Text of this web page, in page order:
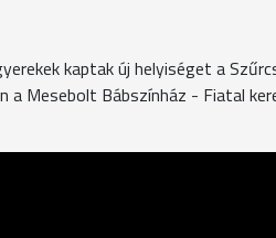
kaptak új helyiséget a
Mesebolt Bábszínház - Fiatal